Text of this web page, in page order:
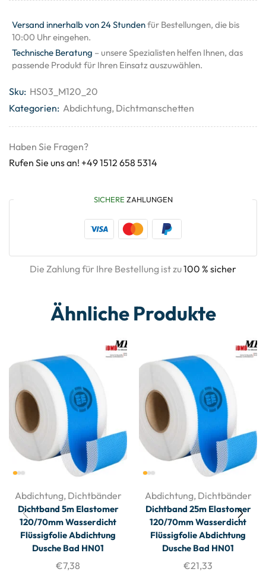
Versand innerhalb von 24 Stundenfür Bestellungen, die bis
10:00 Uhr eingehen.
Technische Beratung – unsere Spezialisten helfen Ihnen, das
passende Produkt für Ihren Einsatz auszuwählen.
Sku: HS03_M120_20
Kategorien: Abdichtung, Dichtmanschetten
Haben Sie Fragen?
Rufen Sie uns an! +49 1512 658 5314
SICHERE ZAHLUNGEN
Die Zahlung für Ihre Bestellung ist zu100 % sicher
Ähnliche Produkte
Abdichtung, Dichtbänder
Dichtband 5m Elastomer
120/70mm Wasserdicht
Flüssigfolie Abdichtung
Dusche Bad HN01
€7,38
Abdichtung, Dichtbänder
Dichtband 25m Elastomer
120/70mm Wasserdicht
Flüssigfolie Abdichtung
Dusche Bad HN01
€21,33